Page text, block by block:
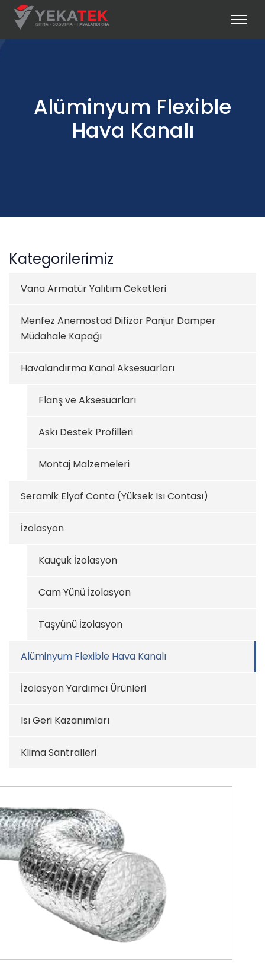
Alüminyum Flexible
Hava Kanalı
Kategorilerimiz
Vana Armatür Yalıtım Ceketleri
Menfez Anemostad Difizör Panjur Damper
Müdahale Kapağı
Havalandırma Kanal Aksesuarları
Flanş ve Aksesuarları
Askı Destek Profilleri
Montaj Malzemeleri
Seramik Elyaf Conta (Yüksek Isı Contası)
İzolasyon
Kauçuk İzolasyon
Cam Yünü İzolasyon
Taşyünü İzolasyon
Alüminyum Flexible Hava Kanalı
İzolasyon Yardımcı Ürünleri
Isı Geri Kazanımları
Klima Santralleri